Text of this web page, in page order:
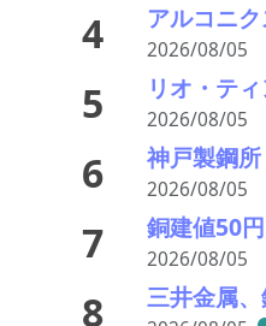
4 2026/08/05
5 2026/08/05
6 2026/08/05
7 2026/08/05
8